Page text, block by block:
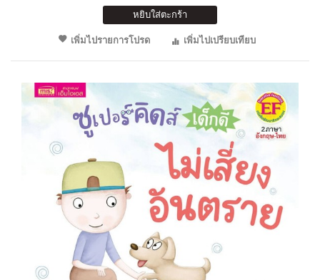
หยิบใส่ตะกร้า
เพิ่มไปรายการโปรด
เพิ่มไปเปรียบเทียบ